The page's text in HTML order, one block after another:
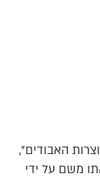
האבודים",
משם על ידי